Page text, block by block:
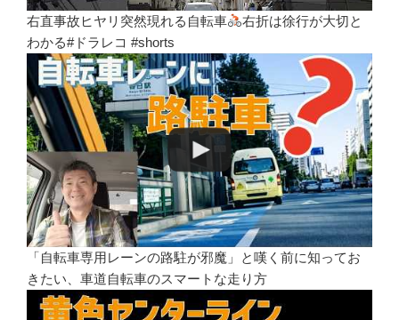
右直事故ヒヤリ突然現れる自転車
右折は徐行が大切と
わかる#ドラレコ #shorts
「自転車専用レーンの路駐が邪魔」と嘆く前に知ってお
きたい、車道自転車のスマートな走り方